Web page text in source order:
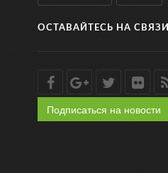
ОСТАВАЙТЕСЬ НА СВЯЗИ
Подписаться на новости